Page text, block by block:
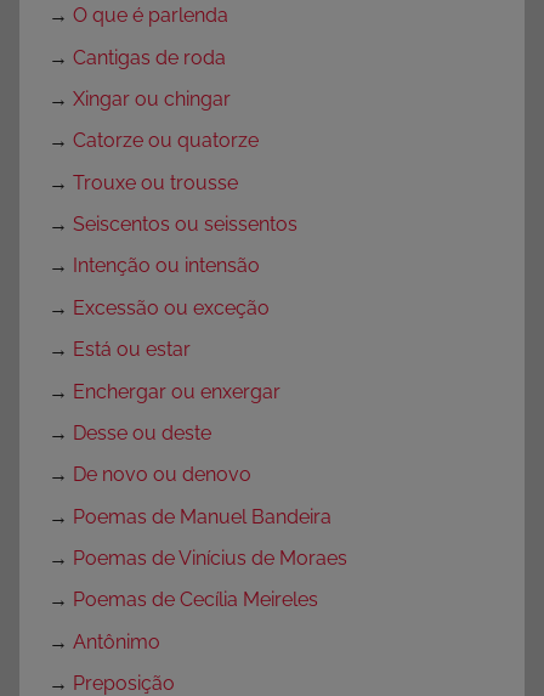
→ O que é parlenda
→ Cantigas de roda
→ Xingar ou chingar
→ Catorze ou quatorze
→ Trouxe ou trousse
→ Seiscentos ou seissentos
→
Intenção ou intensão
→ Excessão ou exceção
→ Está ou estar
→ Enchergar ou enxergar
→ Desse ou deste
→ De novo ou denovo
→ Poemas de Manuel Bandeira
→ Poemas de Vinícius de Moraes
→ Poemas de Cecília Meireles
→ Antônimo
→ Preposição